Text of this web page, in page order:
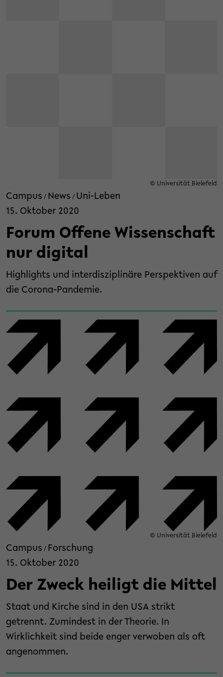
© Universität Bielefeld
Campus / News / Uni-Leben
15. Oktober 2020
Forum Offene Wissenschaft
nur digital
Highlights und interdisziplinäre Perspektiven auf
die Corona-Pandemie.
© Universität Bielefeld
Campus / Forschung
15. Oktober 2020
Der Zweck heiligt die Mittel
Staat und Kirche sind in den USA strikt
getrennt. Zumindest in der Theorie. In
Wirklichkeit sind beide enger verwoben als oft
angenommen.